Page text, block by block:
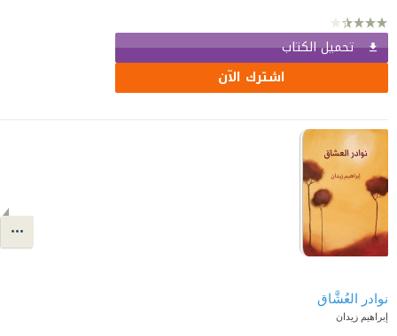
تحميل الكتاب
اشترك الآن
نوادر العُشَّاق
إبراهيم زيدان